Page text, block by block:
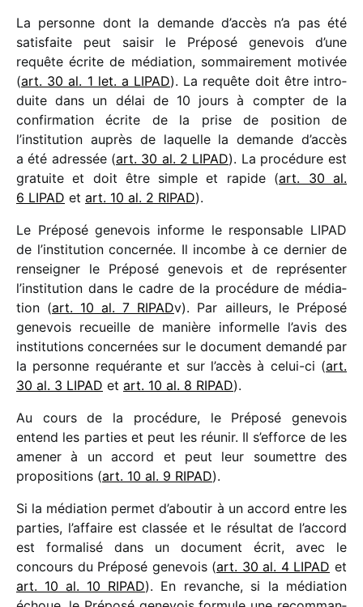
La personne dont la demande d’accès n’a pas été
satis­faite peut saisir le Préposé gene­vois d’une
requête écrite de média­tion, sommai­re­ment moti­vée
(art. 30 al. 1 let. a LIPAD). La requête doit être intro­
duite dans un délai de 10 jours à comp­ter de la
confir­ma­tion écrite de la prise de posi­tion de
l’institution auprès de laquelle la demande d’accès
a été adres­sée (art. 30 al. 2 LIPAD). La procé­dure est
gratuite et doit être simple et rapide (art. 30 al.
6 LIPAD et art. 10 al. 2 RIPAD).
Le Préposé gene­vois informe le respon­sable LIPAD
de l’institution concer­née. Il incombe à ce dernier de
rensei­gner le Préposé gene­vois et de repré­sen­ter
l’institution dans le cadre de la procé­dure de média­
tion (art. 10 al. 7 RIPADv). Par ailleurs, le Préposé
gene­vois recueille de manière infor­melle l’avis des
insti­tu­tions concer­nées sur le docu­ment demandé par
la personne requé­rante et sur l’accès à celui-ci (art.
30 al. 3 LIPAD et art. 10 al. 8 RIPAD).
Au cours de la procé­dure, le Préposé gene­vois
entend les parties et peut les réunir. Il s’efforce de les
amener à un accord et peut leur soumettre des
propo­si­tions (art. 10 al. 9 RIPAD).
Si la média­tion permet d’aboutir à un accord entre les
parties, l’affaire est clas­sée et le résul­tat de l’accord
est forma­lisé dans un docu­ment écrit, avec le
concours du Préposé gene­vois (art. 30 al. 4 LIPAD et
art. 10 al. 10 RIPAD). En revanche, si la média­tion